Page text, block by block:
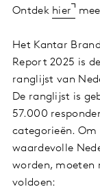
Ontdek hier
Het Kantar
Report 2025 is
ranglijst van
De ranglijst is
57.000
categorieën. Om
waardevolle
worden, moeten
voldoen: